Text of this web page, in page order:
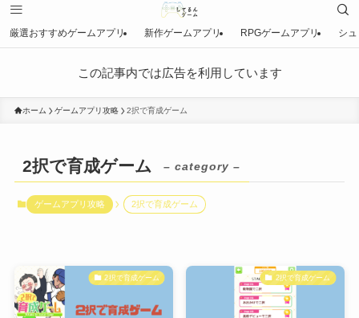
厳選おすすめゲームアプリ 新作ゲームアプリ RPGゲームアプリ シ
この記事内では広告を利用しています
ホーム ゲームアプリ攻略 2択で育成ゲーム
2択で育成ゲーム – category –
ゲームアプリ攻略 2択で育成ゲーム
2択で育成ゲーム 2択で育成ゲーム